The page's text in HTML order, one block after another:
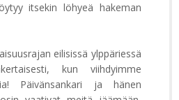
itsekin löhyeä hakeman
eilisissä ylppäriessä
kun viihdyimme
Päivänsankari ja hänen